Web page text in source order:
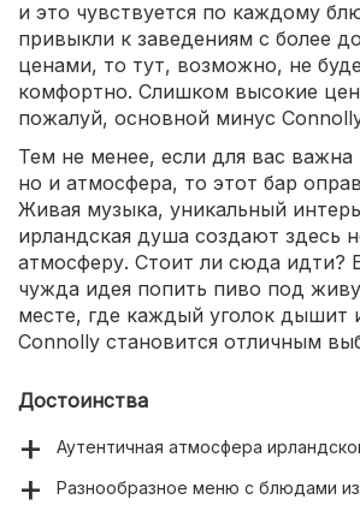
и это чувствуется по каждому
привыкли к заведениям с более
ценами, то тут, возможно, не
комфортно. Слишком высокие
пожалуй, основной минус
Тем не менее, если для вас важна
но и атмосфера, то этот бар
Живая музыка, уникальный
ирландская душа создают здесь
атмосферу. Стоит ли сюда идти?
чужда идея попить пиво под
месте, где каждый уголок дышит
Connolly становится отличным
Достоинства
Аутентичная атмосфера
Разнообразное меню с блюдами из